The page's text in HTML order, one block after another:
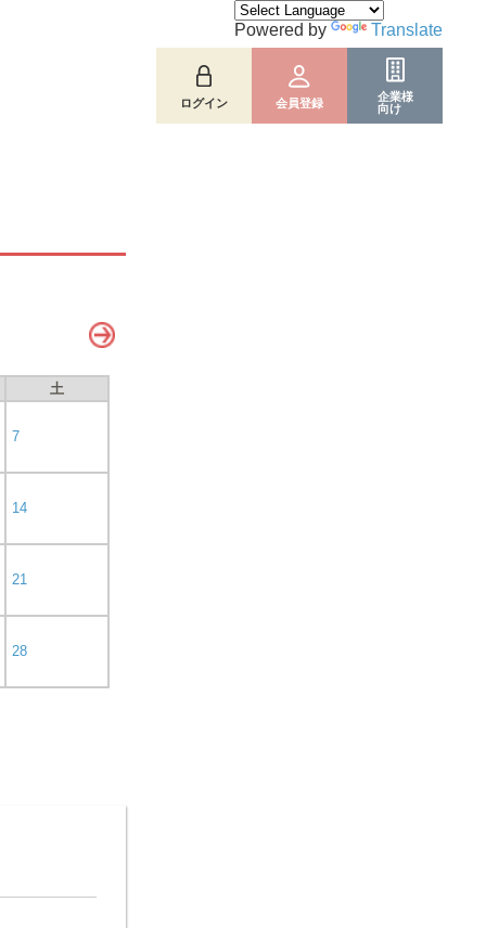
ログイン 会員登録
企業様
向け
Powered by Translate
土
7
14
21
28